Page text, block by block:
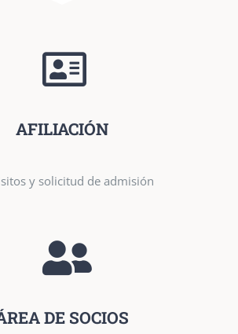
AFILIACIÓN
y solicitud de admisión
DE SOCIOS